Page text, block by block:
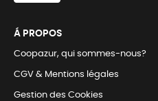
Á PROPOS
Coopazur, qui sommes-nous?
CGV & Mentions légales
Gestion des Cookies